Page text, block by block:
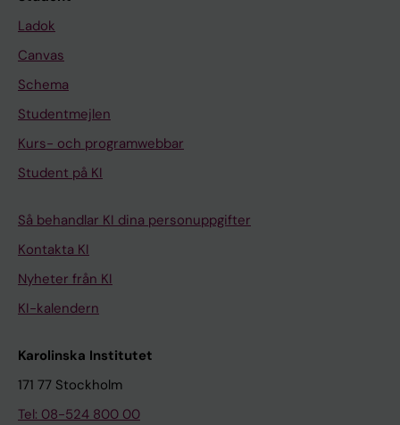
Ladok
Canvas
Schema
Studentmejlen
Kurs- och programwebbar
Student på KI
Så behandlar KI dina personuppgifter
Kontakta KI
Nyheter från KI
KI-kalendern
Karolinska Institutet
171 77 Stockholm
Tel: 08-524 800 00